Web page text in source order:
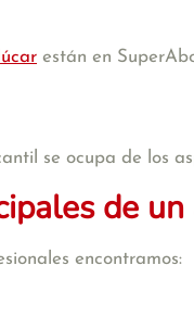
están en
se ocupa de los
de
encontramos: